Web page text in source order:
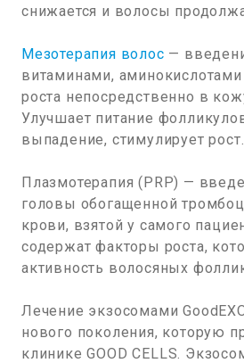
снижается и волосы
Мезотерапия волос —
витаминами,
роста непосредственно в
Улучшает питание
выпадение, стимулирует рост.
Плазмотерапия (PRP) —
головы обогащенной
крови, взятой у самого
содержат факторы роста,
активность волосяных
Лечение экзосомами
нового поколения, которую
клинике GOOD CELLS.